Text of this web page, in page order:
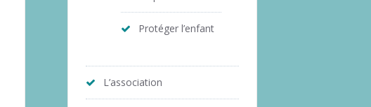
Protéger l’enfant
L’association